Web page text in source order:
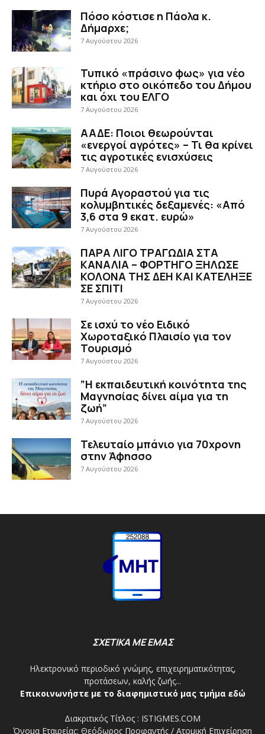
Πόσο κόστισε η Πάολα κ.
Δήμαρχε;
7 Αυγούστου 2026
Τυπικό «πράσινο φως» για νέο
κτήριο στο οικόπεδο του Δήμου
και όχι του ΕΛΓΟ
7 Αυγούστου 2026
ΑΑΔΕ: Ποιοι θεωρούνται
«ενεργοί αγρότες» – Τι θα κρίνει
τις αγροτικές ενισχύσεις
7 Αυγούστου 2026
Πυρά Αγοραστού για τις
κολυμβητικές δεξαμενές: «Από
3,6 στα 9 εκατ. ευρώ»
7 Αυγούστου 2026
ΠΑΡΑ ΛΙΓΟ ΤΡΑΓΩΔΙΑ ΣΤΑ
ΚΑΝΑΛΙΑ – ΦΟΡΤΗΓΟ ΞΗΛΩΣΕ
ΚΟΛΟΝΑ ΤΗΣ ΔΕΗ ΚΑΙ ΚΑΤΕΛΗΞΕ
ΣΕ ΣΠΙΤΙ
7 Αυγούστου 2026
Σε ισχύ το νέο Ειδικό
Χωροταξικό Πλαισίο για τον
Τουρισμό
7 Αυγούστου 2026
”Η εκπαιδευτική κοινότητα της
Μαγνησίας δίνει αίμα για τη
ζωή”
7 Αυγούστου 2026
Τελευταίο μπάνιο για 70χρονη
στην Άφησσο
7 Αυγούστου 2026
ΣΧΕΤΙΚΑ ΜΕ ΕΜΑΣ
Ηλεκτρονικό περιοδικό γνώμης, επιχειρηματικότητας,
προτάσεων, καλής ζωής...
Επικοινωνήστε με το διαφημιστικό μας τμήμα εδώ
Διακριτικός Τίτλος : ISTIGMES.COM
Όνομα Εταιρείας: Θεόδωρος Προφαντής / Ατομική Επιχείρηση